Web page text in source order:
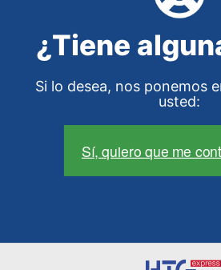
¿Tiene
Si lo desea, nos ponemos
usted:
Sí, quiero que me